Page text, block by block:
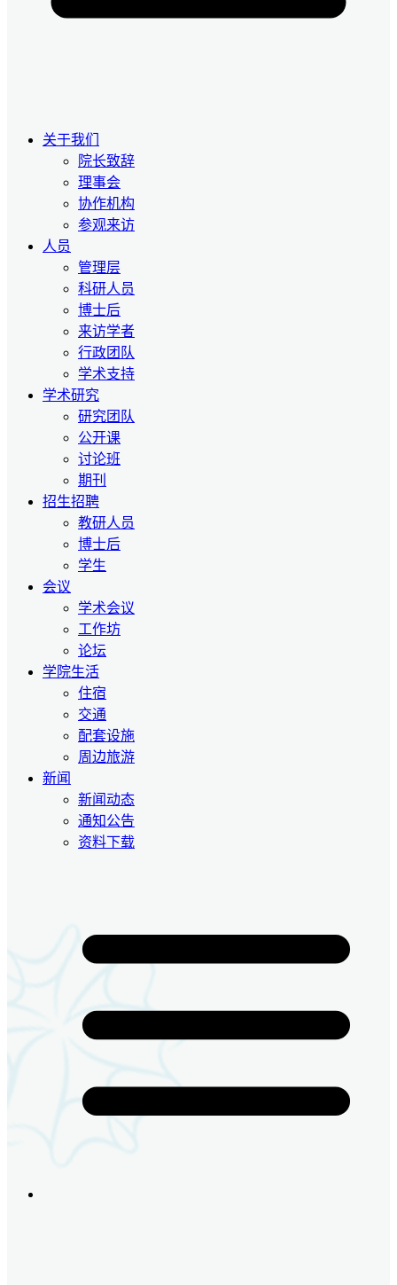
关于我们
院长致辞
理事会
协作机构
参观来访
人员
管理层
科研人员
博士后
来访学者
行政团队
学术支持
学术研究
研究团队
公开课
讨论班
期刊
招生招聘
教研人员
博士后
学生
会议
学术会议
工作坊
论坛
学院生活
住宿
交通
配套设施
周边旅游
新闻
新闻动态
通知公告
资料下载